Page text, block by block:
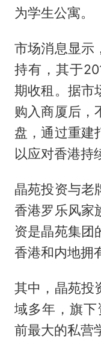
为学生公寓。
市场消息显示
持有，其于
期收租。据市
购入商厦后，
盘，通过重建
以应对香港持
晶苑投资与老
香港罗乐风家
资是晶苑集团
香港和内地拥
其中，晶苑投
域多年，旗下
前最大的私营